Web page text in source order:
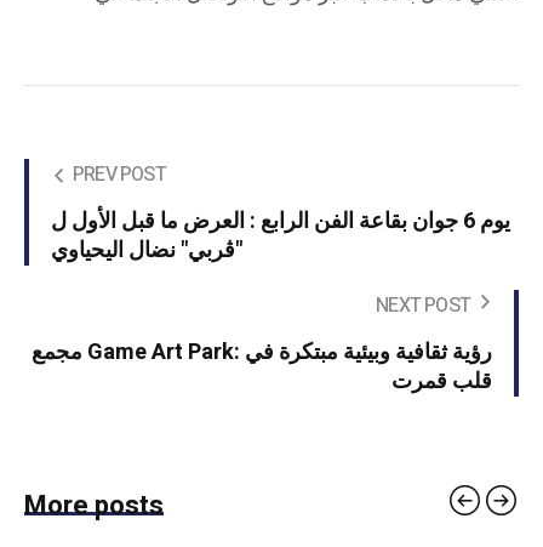
PREV POST
يوم 6 جوان بقاعة الفن الرابع : العرض ما قبل الأول ل
"ڤربي" نضال اليحياوي
NEXT POST
مجمع Game Art Park: رؤية ثقافية وبيئية مبتكرة في
قلب قمرت
More posts